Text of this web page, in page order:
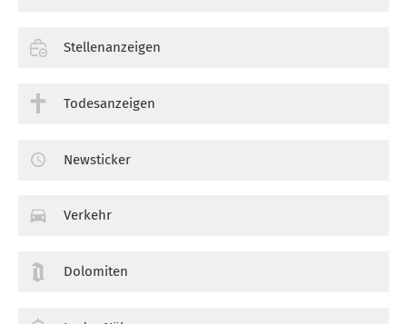
Stellenanzeigen
Todesanzeigen
Newsticker
Verkehr
Dolomiten